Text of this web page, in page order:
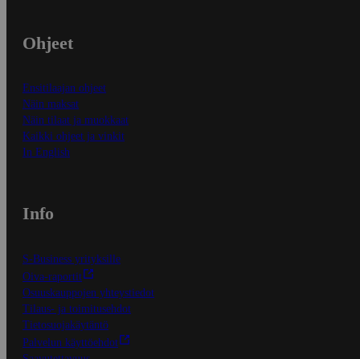
Ohjeet
Ensitilaajan ohjeet
Näin maksat
Näin tilaat ja muokkaat
Kaikki ohjeet ja vinkit
In English
Info
S-Business yrityksille
Oiva-raportit
Osuuskauppojen yhteystiedot
Tilaus- ja toimitusehdot
Tietosuojakäytäntö
Palvelun käyttöehdot